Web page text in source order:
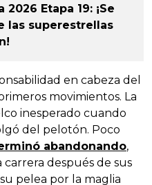
Etapa 19: ¡Se
las superestrellas
en cabeza del
movimientos. La
inesperado cuando
del pelotón. Poco
abandonando,
después de sus
pelea por la maglia